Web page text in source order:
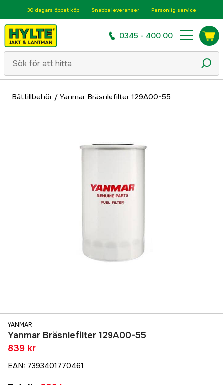
30 dagars öppet köp Snabba leveranser Personlig service
0345 - 400 00
Båttillbehör/ Yanmar Bräsnlefilter 129A00-55
YANMAR
Yanmar Bräsnlefilter 129A00-55
839 kr
EAN: 7393401770461